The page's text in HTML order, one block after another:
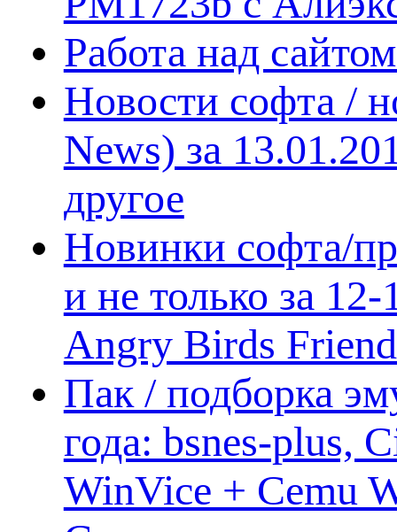
Работа над
Новости софта /
News) за
другое
Новинки софта/
и не только за
Angry Birds
Пак / подборка
года: bsnes-plus,
WinVice + Cemu